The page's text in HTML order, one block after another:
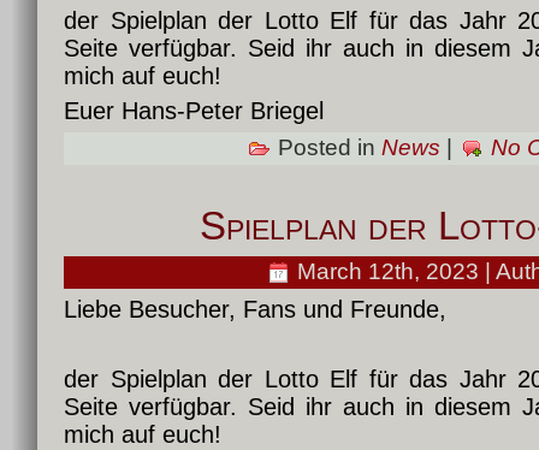
der Spielplan der Lotto Elf für das Jahr
Seite verfügbar. Seid ihr auch in diesem
mich auf euch!
Euer Hans-Peter Briegel
Posted in News | No
Spielplan der
March 12th, 2023 |
Liebe Besucher, Fans und Freunde,
der Spielplan der Lotto Elf für das Jahr
Seite verfügbar. Seid ihr auch in diesem
mich auf euch!